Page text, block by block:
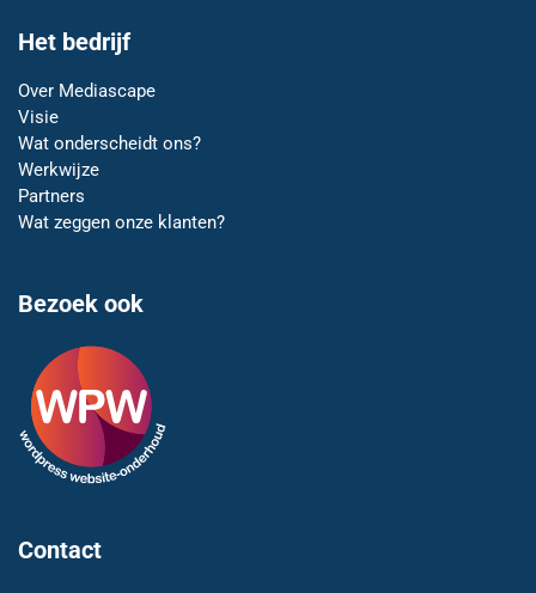
Het bedrijf
Over Mediascape
Visie
Wat onderscheidt ons?
Werkwijze
Partners
Wat zeggen onze klanten?
Bezoek ook
Contact